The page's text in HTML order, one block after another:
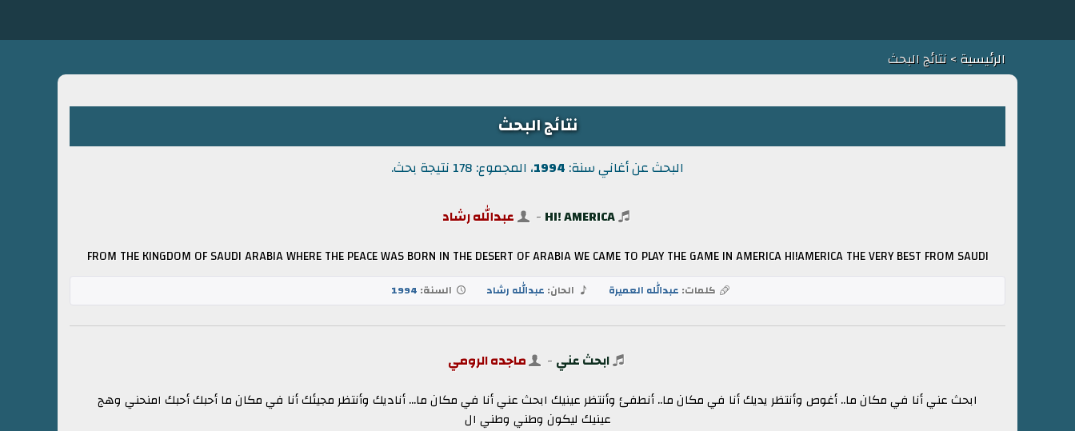
الرئيسية> نتائج البحث
نتائج البحث
البحث عن أغاني سنة: 1994، المجموع: 178 نتيجة بحث.
HI! AMERICA
- عبدالله رشاد
FROM THE KINGDOM OF SAUDI ARABIA WHERE THE PEACE WAS BORN IN THE DESERT OF ARABIA WE CAME TO PLAY THE GAME IN AMERICA HI!AMERICA THE VERY BEST FROM SAUDI
كلمات: عبدالله العميرة الحان: عبدالله رشاد السنة: 1994
ابحث عني - ماجده الرومي
ابحث عني أنا في مكان ما.. أغوص وأنتظر يديك أنا في مكان ما.. أنطفئ وأنتظر عينيك ابحث عني أنا في مكان ما... أناديك وأنتظر مجيئك أنا في مكان ما أحبك أحبك امنحني وهج
عينيك ليكون وطني وطني ال